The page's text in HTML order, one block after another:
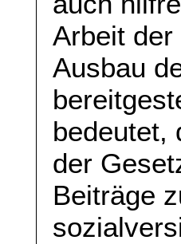
Arbeit
Ausbau
bedeutet,
der
Beiträge